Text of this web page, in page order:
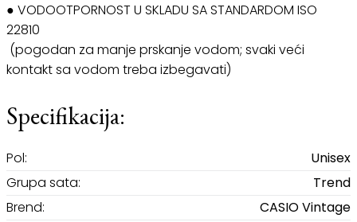
● VODOOTPORNOST U SKLADU SA STANDARDOM ISO
22810
(pogodan za manje prskanje vodom; svaki veći
kontakt sa vodom treba izbegavati)
Specifikacija:
Pol:
Unisex
Grupa sata:
Trend
Brend:
CASIO Vintage